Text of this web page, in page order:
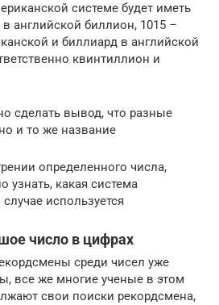
системе будет иметь
английской биллион, 1015 –
и биллиард в английской
квинтиллион и
сделать вывод, что разные
и то же название
определенного числа,
узнать, какая система
используется
число в цифрах
среди чисел уже
все же многие ученые в этом
свои поиски рекордсмена,